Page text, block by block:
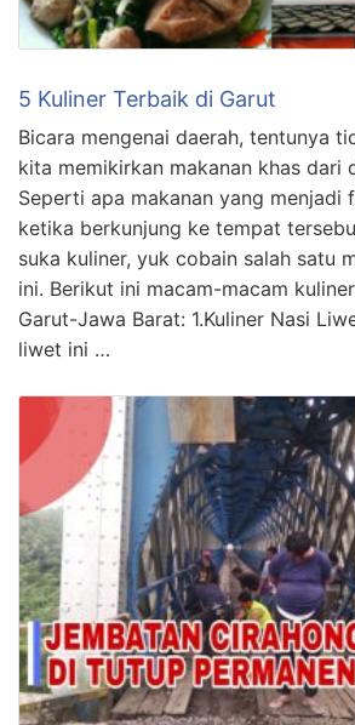
5 Kuliner Terbaik di Garut
Bicara mengenai daerah, tentunya
kita memikirkan makanan khas dari
Seperti apa makanan yang menjadi
ketika berkunjung ke tempat
suka kuliner, yuk cobain salah satu
ini. Berikut ini macam-macam
Garut-Jawa Barat: 1.Kuliner Nasi
liwet ini …